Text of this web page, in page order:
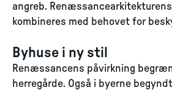
angreb.
kombineres med behovet for
Byhuse i ny stil
Renæssancens påvirkning
herregårde. Også i byerne